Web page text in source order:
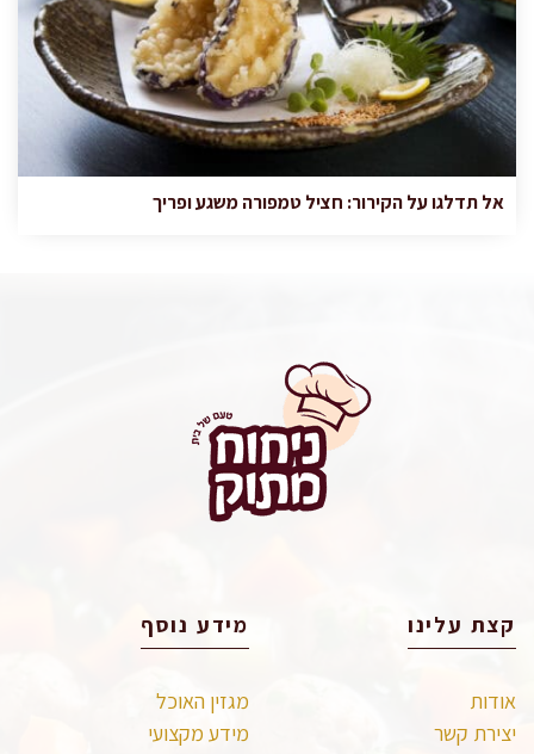
אל תדלגו על הקירור: חציל טמפורה משגע ופריך
קצת עלינו
אודות
יצירת קשר
מידע נוסף
מגזין האוכל
מידע מקצועי